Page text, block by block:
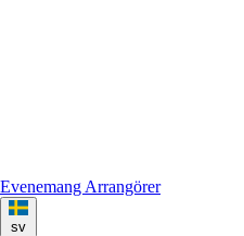
Evenemang Arrangörer
sv